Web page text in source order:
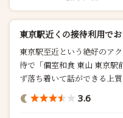
東京駅近くの接待利用で
東京駅至近という絶好のア
待で「個室和食 東山 東京駅
ず落ち着いて話ができる上
ネ...
3.6